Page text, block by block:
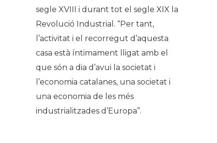
segle XVIII i durant tot el segle XIX la
Revolució Industrial. “Per tant,
l’activitat i el recorregut d’aquesta
casa està íntimament lligat amb el
que són a dia d’avui la societat i
l’economia catalanes, una societat i
una economia de les més
industrialitzades d’Europa”.